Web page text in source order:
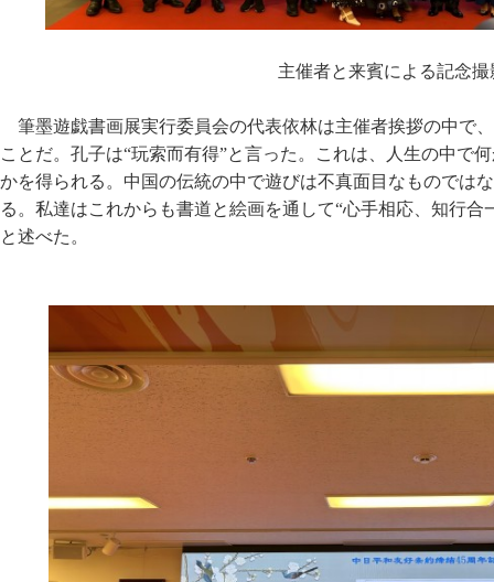
主催者と来賓による記念撮
筆墨遊戯書画展実行委員会の代表依林は主催者挨拶の中で
ことだ。孔子は“玩索而有得”と言った。これは、人生の中で
かを得られる。中国の伝統の中で遊びは不真面目なものでは
る。私達はこれからも書道と絵画を通して“心手相応、知行合
と述べた。